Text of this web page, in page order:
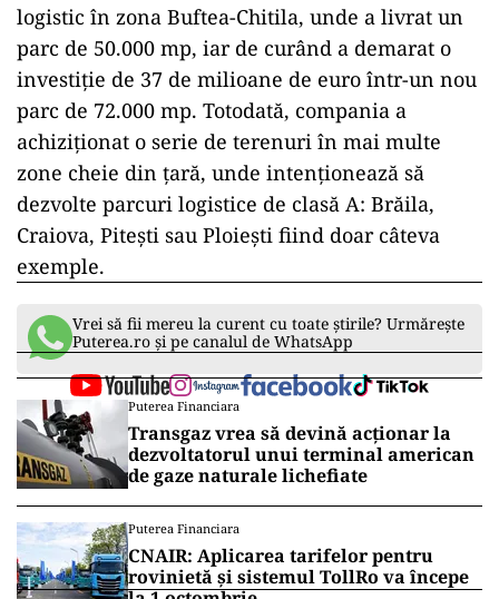
logistic în zona Buftea-Chitila, unde a livrat un
parc de 50.000 mp, iar de curând a demarat o
investiție de 37 de milioane de euro într-un nou
parc de 72.000 mp. Totodată, compania a
achiziționat o serie de terenuri în mai multe
zone cheie din țară, unde intenționează să
dezvolte parcuri logistice de clasă A: Brăila,
Craiova, Pitești sau Ploiești fiind doar câteva
exemple.
Vrei să fii mereu la curent cu toate știrile? Urmărește
Puterea.ro și pe canalul de WhatsApp
Puterea Financiara
Transgaz vrea să devină acționar la
dezvoltatorul unui terminal american
de gaze naturale lichefiate
Puterea Financiara
CNAIR: Aplicarea tarifelor pentru
rovinietă și sistemul TollRo va începe